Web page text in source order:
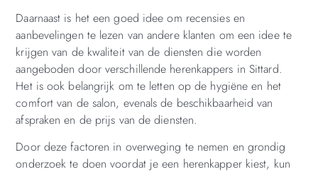
Daarnaast is het een goed idee om recensies en
aanbevelingen te lezen van andere klanten om een idee te
krijgen van de kwaliteit van de diensten die worden
aangeboden door verschillende herenkappers in Sittard.
Het is ook belangrijk om te letten op de hygiëne en het
comfort van de salon, evenals de beschikbaarheid van
afspraken en de prijs van de diensten.
Door deze factoren in overweging te nemen en grondig
onderzoek te doen voordat je een herenkapper kiest, kun